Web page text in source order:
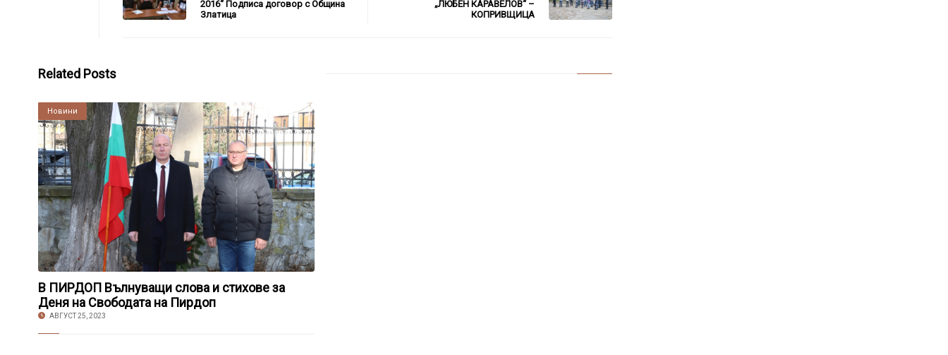
2016“ Подписа договор с Община
Златица
„ЛЮБЕН КАРАВЕЛОВ“ –
КОПРИВЩИЦА
Related Posts
Култура
Новини
В ПИРДОП Вълнуващи слова и стихове за
Деня на Свободата на Пирдоп
АВГУСТ 25, 2023